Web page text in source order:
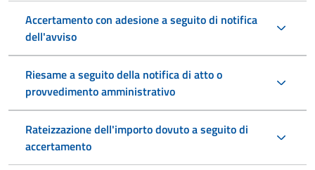
Accertamento con adesione a seguito di notifica
dell'avviso
Riesame a seguito della notifica di atto o
provvedimento amministrativo
Rateizzazione dell'importo dovuto a seguito di
accertamento